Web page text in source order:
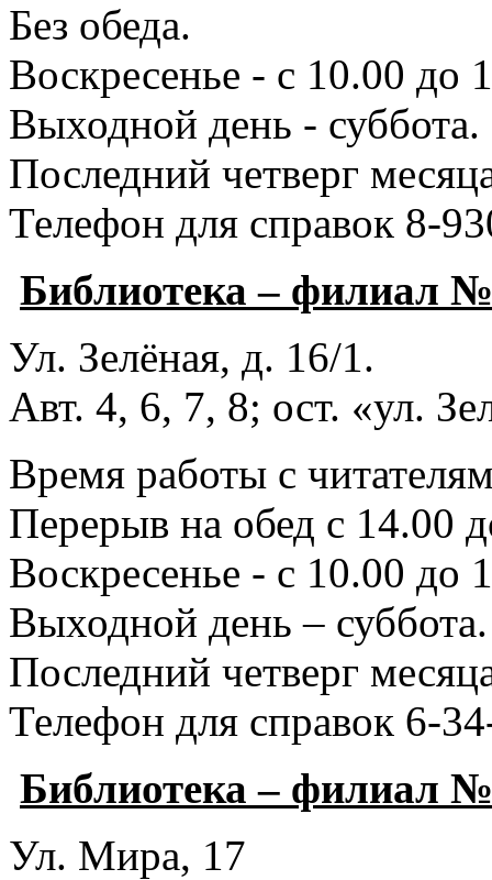
Без обеда.
Воскресенье - с 10.00 до
Выходной день - суббота.
Последний четверг
Телефон для справок 8-
Библиотека – филиал
Ул. Зелёная, д. 16/1.
Авт. 4, 6, 7, 8; ост. «ул.
Время работы с
Перерыв на обед с 14.00
Воскресенье - с 10.00 до
Выходной день – суббота.
Последний четверг
Телефон для справок 6-
Библиотека – филиал
Ул. Мира, 17